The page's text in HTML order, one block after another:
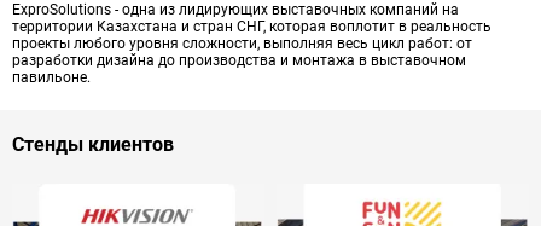
ExproSolutions - одна из лидирующих выставочных компаний на
территории Казахстана и стран СНГ, которая воплотит в реальность
проекты любого уровня сложности, выполняя весь цикл работ: от
разработки дизайна до производства и монтажа в выставочном
павильоне.
Стенды клиентов